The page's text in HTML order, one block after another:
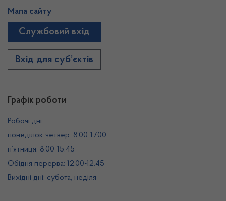
Графік роботи
Робочі дні:
понеділок-четвер: 8.00-17.00
п’ятниця: 8.00-15.45
Обідня перерва: 12.00-12.45
Вихідні дні: субота, неділя
Мапа сайту
Службовий вхід
Вхід для суб’єктів